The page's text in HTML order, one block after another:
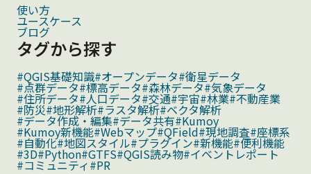
使い方
ユースケース
ブログ
タグから探す
#QGIS基礎知識#オープンデータ#衛星データ
#点群データ#標高データ#森林データ#気象データ
#住所データ#人口データ#交通#宇宙#林業#不動産業
#防災#地形解析#ラスタ解析#ベクタ解析
#データ作成・編集#データ共有#Kumoy
#Kumoy新機能#Webマップ#QField#現地調査#座標系
#自動化#地図スタイル#プラグイン#新機能#便利機能
#3D#Python#GTFS#QGIS読み物#イベントレポート
#コミュニティ#PR